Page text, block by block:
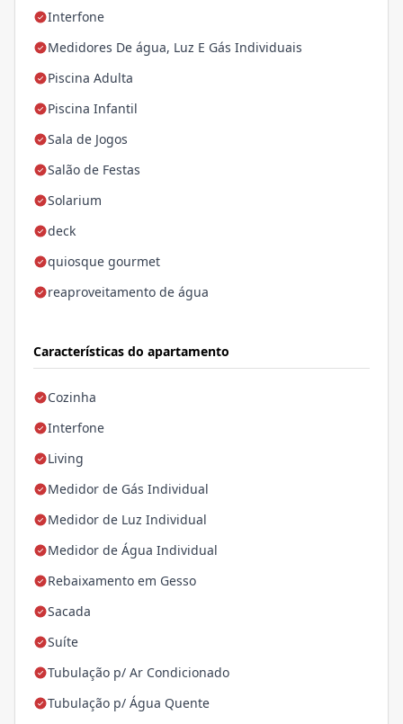
Interfone
Medidores De água, Luz E Gás Individuais
Piscina Adulta
Piscina Infantil
Sala de Jogos
Salão de Festas
Solarium
deck
quiosque gourmet
reaproveitamento de água
Características do apartamento
Cozinha
Interfone
Living
Medidor de Gás Individual
Medidor de Luz Individual
Medidor de Água Individual
Rebaixamento em Gesso
Sacada
Suíte
Tubulação p/ Ar Condicionado
Tubulação p/ Água Quente